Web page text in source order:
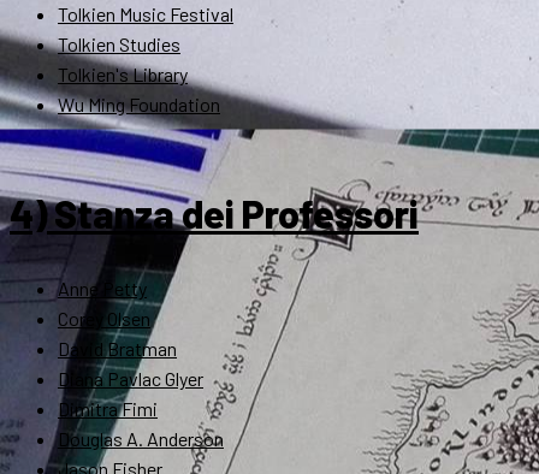
Tolkien Music Festival
Tolkien Studies
Tolkien's Library
Wu Ming Foundation
4) Stanza dei Professori
Anne Petty
Corey Olsen
David Bratman
Diana Pavlac Glyer
Dimitra Fimi
Douglas A. Anderson
Jason Fisher